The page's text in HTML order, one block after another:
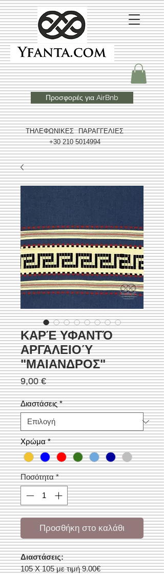
ΤΗΛΕΦΩΝΙΚΕΣ ΠΑΡΑΓΓΕΛΙΕΣ
+30 210 5014994
Προσφορές για AirBnb
ΚΑΡΈ ΥΦΑΝΤΌ
ΑΡΓΑΛΕΙΟΎ
"ΜΑΙΑΝΔΡΟΣ"
9,00 €Τιμή
Διαστάσεις *
Χρώμα *
Ποσότητα *
Προσθήκη στο καλάθι
Διαστάσεις:
105 Χ 105 με τιμή 9.00€